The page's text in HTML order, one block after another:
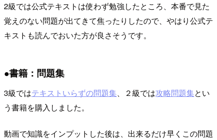
2級では公式テキストは使わず勉強したところ、本番で見た
覚えのない問題が出てきて焦ったりしたので、やはり公式テ
キストも読んでおいた方が良さそうです。
●書籍：問題集
3級ではテキストいらずの問題集、２級では攻略問題集とい
う書籍を購入しました。
動画で知識をインプットした後は、出来るだけ早くこの問題